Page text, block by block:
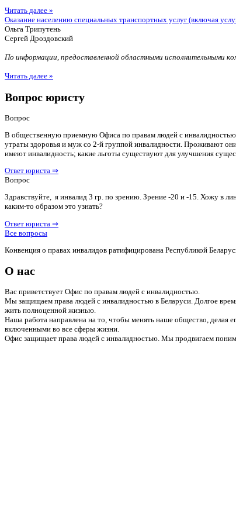
Читать далее »
Оказание населению специальных транспортных услуг (включая
Ольга Трипутень
Сергей Дроздовский
По информации, предоставленной областными исполнительными
Читать далее »
Вопрос юристу
Вопрос
В общественную приемную Офиса по правам людей с инвалидностью
утраты здоровья и муж со 2-й группой инвалидности. Проживают
имеют инвалидность; какие льготы существуют для улучшения
Ответ юриста ⇒
Вопрос
Здравствуйте, я инвалид 3 гр. по зрению. Зрение -20 и -15. Хожу в
каким-то образом это узнать?
Ответ юриста ⇒
Все вопросы
Конвенция о правах инвалидов ратифицирована Республикой
О нас
Вас приветствует Офис по правам людей с инвалидностью.
Мы защищаем права людей с инвалидностью в Беларуси. Долгое
жить полноценной жизнью.
Наша работа направлена на то, чтобы менять наше общество,
включенными во все сферы жизни.
Офис защищает права людей с инвалидностью. Мы продвигаем